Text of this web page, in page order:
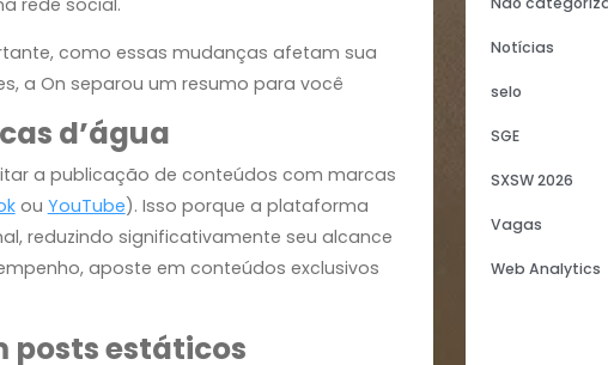
em 2025
da plataforma, divulgou novidades que impactam
na rede social.
importante, como essas mudanças afetam sua
a On separou um resumo para você
d’água
é evitar a publicação de conteúdos com marcas
reduzindo significativamente seu alcance